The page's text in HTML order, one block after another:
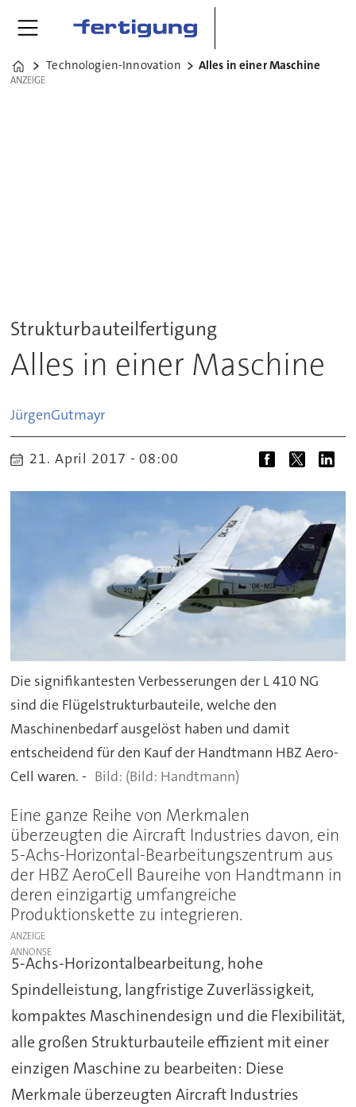
Home
Technologien-Innovation Alles in einer Maschine
ANZEIGE
ANZEIGE
Strukturbauteilfertigung
Alles in einer Maschine
JürgenGutmayr
21. April 2017 - 08:00
Die signifikantesten Verbesserungen der L 410 NG
sind die Flügelstrukturbauteile, welche den
Maschinenbedarf ausgelöst haben und damit
entscheidend für den Kauf der Handtmann HBZ Aero-
Cell waren. -
(Bild: Handtmann)
Eine ganze Reihe von Merkmalen
überzeugten die Aircraft Industries davon, ein
5-Achs-Horizontal-Bearbeitungszentrum aus
der HBZ AeroCell Baureihe von Handtmann in
deren einzigartig umfangreiche
Produktionskette zu integrieren.
ANZEIGE
5-Achs-Horizontalbearbeitung, hohe
Spindelleistung, langfristige Zuverlässigkeit,
kompaktes Maschinendesign und die Flexibilität,
alle großen Strukturbauteile effizient mit einer
einzigen Maschine zu bearbeiten: Diese
Merkmale überzeugten Aircraft Industries